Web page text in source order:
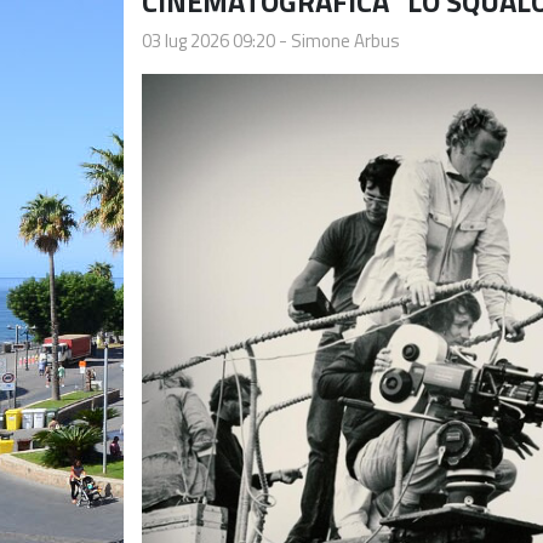
03 lug 2026 09:20- Simone Arbus